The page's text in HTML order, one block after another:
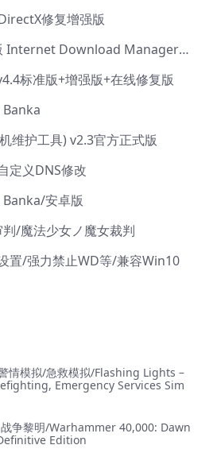
修复增强版
IDM下载器中文版 Internet Download Manager v6.42.36 IDM
标准版+增强版+在线修复版
维护工具) v2.3官方正式版
定义DNS修改
安卓版
/魔法少女ノ魔女裁判
置/强力禁止WD等/兼容Win10
情模拟/急救模拟/Flashing Lights –
Emergency Services Sim
争黎明/Warhammer 40,000: Dawn
Edition